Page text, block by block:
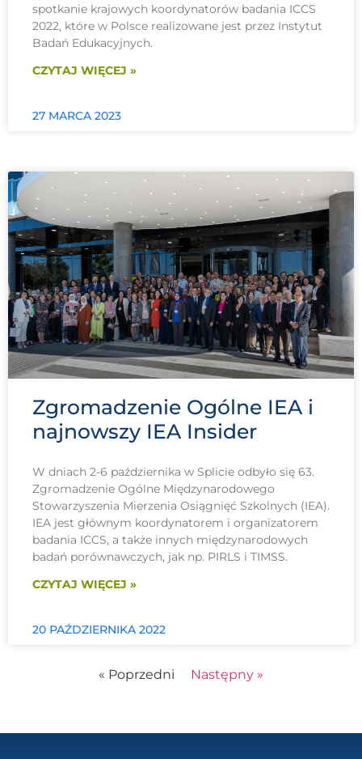
spotkanie krajowych koordynatorów badania ICCS
2022, które w Polsce realizowane jest przez Instytut
Badań Edukacyjnych.
CZYTAJ WIĘCEJ »
27 MARCA 2023
Zgromadzenie Ogólne IEA i
najnowszy IEA Insider
W dniach 2-6 października w Splicie odbyło się 63.
Zgromadzenie Ogólne Międzynarodowego
Stowarzyszenia Mierzenia Osiągnięć Szkolnych (IEA).
IEA jest głównym koordynatorem i organizatorem
badania ICCS, a także innych międzynarodowych
badań porównawczych, jak np. PIRLS i TIMSS.
CZYTAJ WIĘCEJ »
20 PAŹDZIERNIKA 2022
« Poprzedni Następny »